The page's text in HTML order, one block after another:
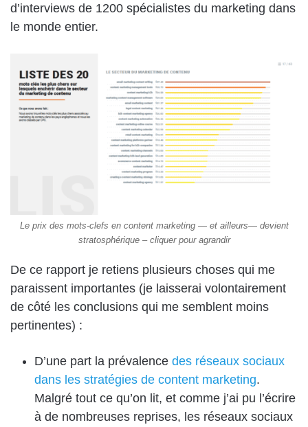
d’interviews de 1200 spécialistes du marketing dans
le monde entier.
Le prix des mots-clefs en content marketing — et ailleurs— devient
stratosphérique – cliquer pour agrandir
De ce rapport je retiens plusieurs choses qui me
paraissent importantes (je laisserai volontairement
de côté les conclusions qui me semblent moins
pertinentes) :
D’une part la prévalence des réseaux sociaux
dans les stratégies de content marketing.
Malgré tout ce qu’on lit, et comme j’ai pu l’écrire
à de nombreuses reprises, les réseaux sociaux